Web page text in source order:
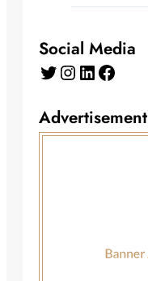
Social Media
Twitter Instagram LinkedIn Facebook
Advertisement